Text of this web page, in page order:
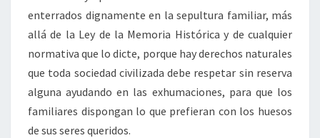
enterrados dignamente en la sepultura familiar, más
allá de la Ley de la Memoria Histórica y de cualquier
normativa que lo dicte, porque hay derechos naturales
que toda sociedad civilizada debe respetar sin reserva
alguna ayudando en las exhumaciones, para que los
familiares dispongan lo que prefieran con los huesos
de sus seres queridos.